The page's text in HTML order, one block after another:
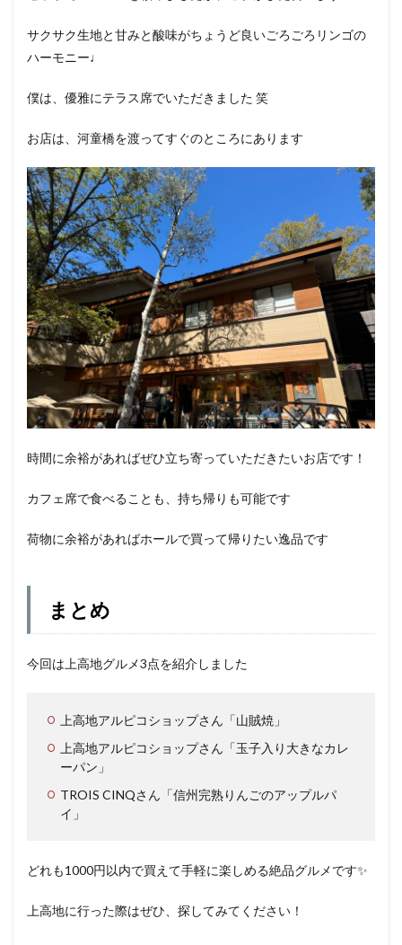
サクサク生地と甘みと酸味がちょうど良いごろごろリンゴの
ハーモニー♩
僕は、優雅にテラス席でいただきました 笑
お店は、河童橋を渡ってすぐのところにあります
時間に余裕があればぜひ立ち寄っていただきたいお店です！
カフェ席で食べることも、持ち帰りも可能です
荷物に余裕があればホールで買って帰りたい逸品です
まとめ
今回は上高地グルメ3点を紹介しました
上高地アルピコショップさん「山賊焼」
上高地アルピコショップさん「玉子入り大きなカレ
ーパン」
TROIS CINQさん「信州完熟りんごのアップルパ
イ」
どれも1000円以内で買えて手軽に楽しめる絶品グルメです✨
上高地に行った際はぜひ、探してみてください！